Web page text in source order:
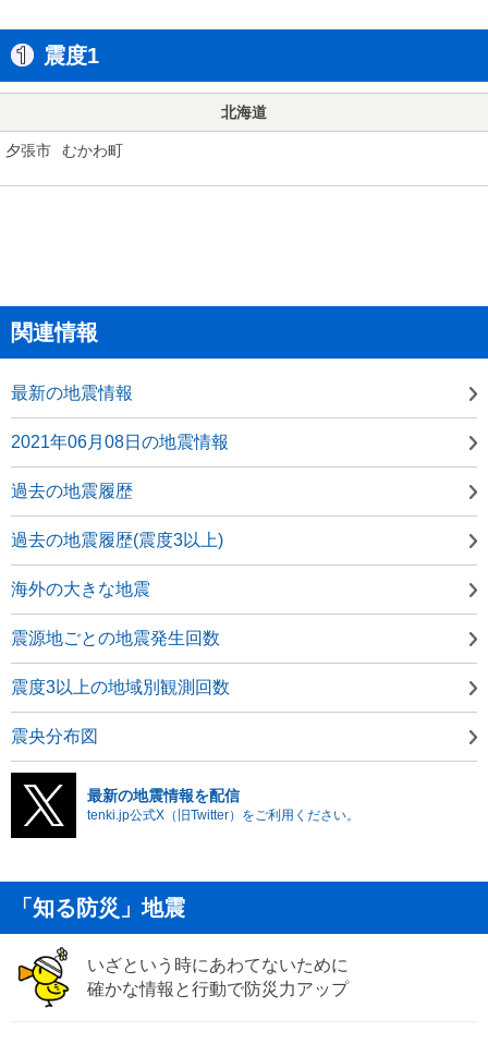
震度1
北海道
夕張市 むかわ町
関連情報
最新の地震情報
2021年06月08日の地震情報
過去の地震履歴
過去の地震履歴(震度3以上)
海外の大きな地震
震源地ごとの地震発生回数
震度3以上の地域別観測回数
震央分布図
最新の地震情報を配信
tenki.jp公式X（旧Twitter）をご利用ください。
「知る防災」地震
いざという時にあわてないために
確かな情報と行動で防災力アップ